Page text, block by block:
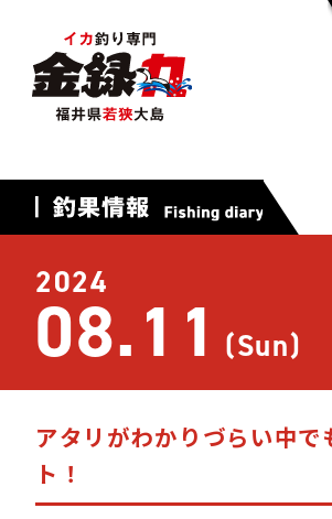
2024
08.11 (Sun)
アタリがわかりづらい中で
ト！